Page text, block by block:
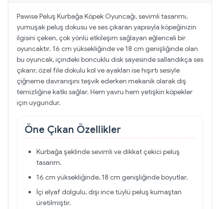
Pawise Peluş Kurbağa Köpek Oyuncağı, sevimli tasarımı,
yumuşak peluş dokusu ve ses çıkaran yapısıyla köpeğinizin
ilgisini çeken, çok yönlü etkileşim sağlayan eğlenceli bir
oyuncaktır. 16 cm yüksekliğinde ve 18 cm genişliğinde olan
bu oyuncak, içindeki boncuklu disk sayesinde sallandıkça ses
çıkarır, özel file dokulu kol ve ayakları ise hışırtı sesiyle
çiğneme davranışını teşvik ederken mekanik olarak diş
temizliğine katkı sağlar. Hem yavru hem yetişkin köpekler
için uygundur.
Öne Çıkan Özellikler
Kurbağa şeklinde sevimli ve dikkat çekici peluş
tasarım.
16 cm yüksekliğinde, 18 cm genişliğinde boyutlar.
İçi elyaf dolgulu, dışı ince tüylü peluş kumaştan
üretilmiştir.